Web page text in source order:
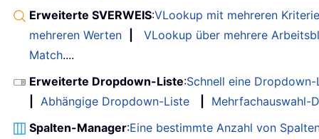
Erweiterte SVERWEIS:VLookup mit mehreren
mehreren Werten
VLookup über mehrere
Match....
Erweiterte Dropdown-Liste:Schnell eine
Abhängige Dropdown-Liste
Mehrfachauswahl-
Spalten-Manager:Eine bestimmte Anzahl von